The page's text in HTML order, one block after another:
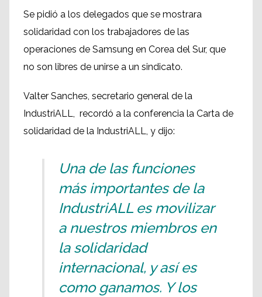
Se pidió a los delegados que se mostrara
solidaridad con los trabajadores de las
operaciones de Samsung en Corea del Sur, que
no son libres de unirse a un sindicato.
Valter Sanches, secretario general de la
IndustriALL, recordó a la conferencia la Carta de
solidaridad de la IndustriALL, y dijo:
Una de las funciones
más importantes de la
IndustriALL es movilizar
a nuestros miembros en
la solidaridad
internacional, y así es
como ganamos. Y los